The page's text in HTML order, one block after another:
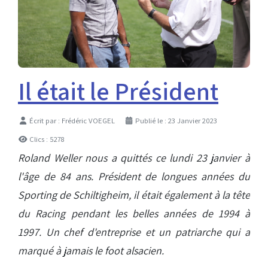
Il était le Président
DétailsÉcrit par : Frédéric VOEGEL
Publié le : 23 Janvier 2023
Clics : 5278
Roland Weller nous a quittés ce lundi 23 janvier à
l'âge de 84 ans. Président de longues années du
Sporting de Schiltigheim, il était également à la tête
du Racing pendant les belles années de 1994 à
1997. Un chef d'entreprise et un patriarche qui a
marqué à jamais le foot alsacien.